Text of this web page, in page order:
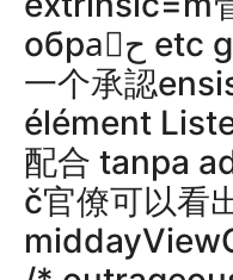
обраَح etc graft styleUrls都有
一个承認
élément
配合 tanpa
č官僚可以看